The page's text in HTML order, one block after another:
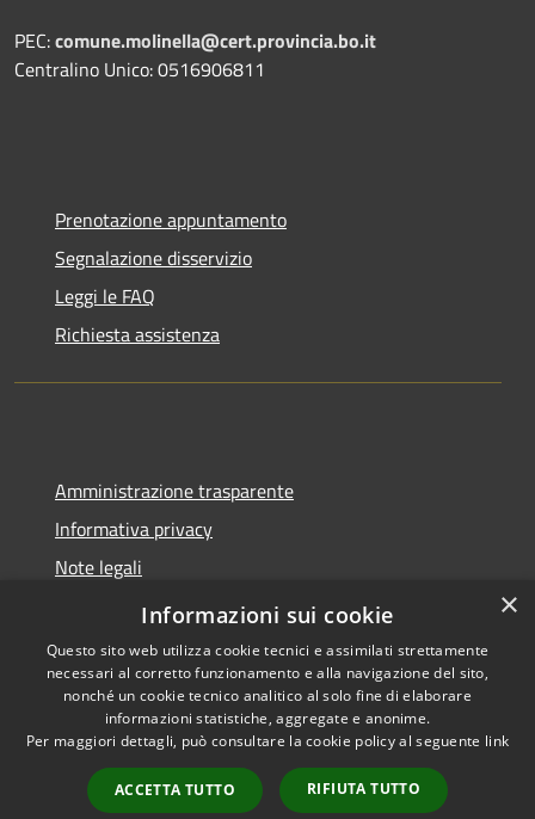
PEC:comune.molinella@cert.provincia.bo.it
Centralino Unico: 0516906811
Prenotazione appuntamento
Segnalazione disservizio
Leggi le FAQ
Richiesta assistenza
Amministrazione trasparente
Informativa privacy
Note legali
Dichiarazione di accessibilità
Accessibilità
Copyright © 2026 • Comune di
Molinella • Powered by
Municipium•
Accesso
×
Informazioni sui cookie
Questo sito web utilizza cookie tecnici e assimilati strettamente
necessari al corretto funzionamento e alla navigazione del sito,
nonché un cookie tecnico analitico al solo fine di elaborare
informazioni statistiche, aggregate e anonime.
Per maggiori dettagli, può consultare la cookie policy al seguente link
ACCETTA TUTTO RIFIUTA TUTTO